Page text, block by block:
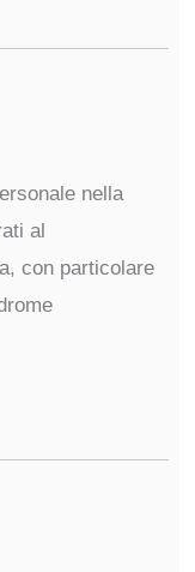
nella
al
con particolare